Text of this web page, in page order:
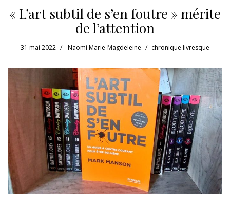
« L’art subtil de s’en foutre » mérite
de l’attention
31 mai 2022 Naomi Marie-Magdeleine chronique livresque